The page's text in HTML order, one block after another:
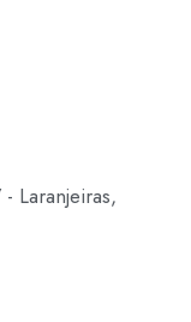
Laranjeiras,